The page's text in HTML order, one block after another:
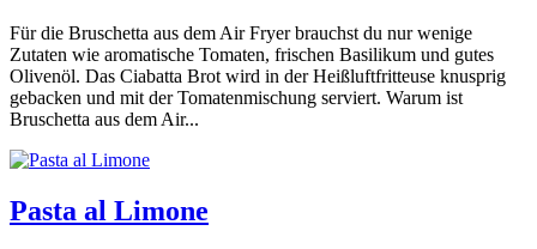
Für die Bruschetta aus dem Air Fryer brauchst du nur wenige
Zutaten wie aromatische Tomaten, frischen Basilikum und gutes
Olivenöl. Das Ciabatta Brot wird in der Heißluftfritteuse knusprig
gebacken und mit der Tomatenmischung serviert. Warum ist
Bruschetta aus dem Air...
Pasta al Limone